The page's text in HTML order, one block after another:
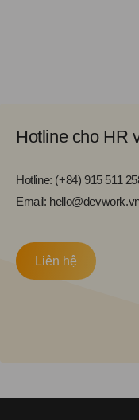
Hotline cho HR
Hotline: (+84) 915 511
Email:
Liên hệ